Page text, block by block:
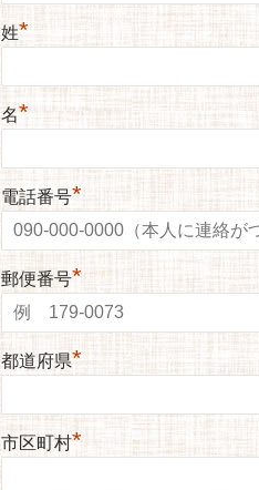
姓*
名*
電話番号*
郵便番号*
都道府県*
市区町村*